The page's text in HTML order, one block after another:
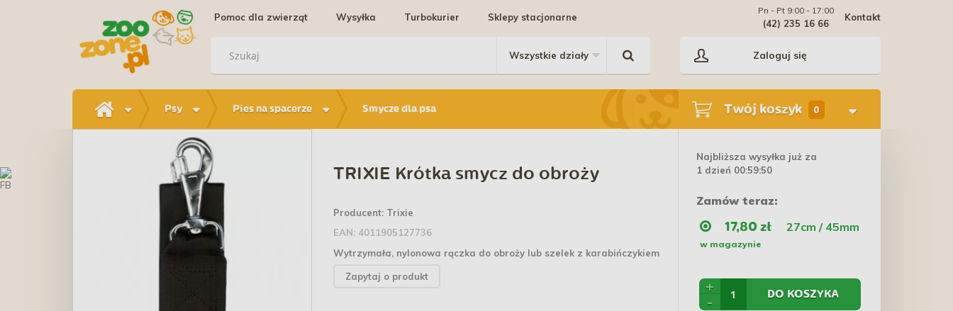
Pomoc dla zwierząt Wysyłka Turbokurier Sklepy stacjonarne Kontakt
Pn - Pt 9:00 - 17:00
(42) 235 16 66
Zaloguj się
Psy Pies na spacerze Smycze dla psa Twój koszyk 0
TRIXIE Krótka smycz do obroży
Producent: Trixie
EAN: 4011905127736
Wytrzymała, nylonowa rączka do obroży lub szelek z karabińczykiem
Zapytaj o produkt
Najbliższa wysyłka już za
1 dzień 00:59:49
Zamów teraz:
17,80 zł 27cm / 45mm
w magazynie
+
-
DO KOSZYKA